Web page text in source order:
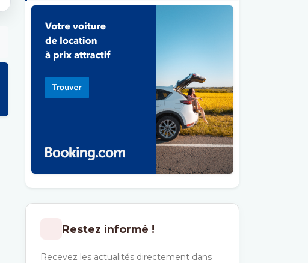
Restez informé !
Recevez les actualités directement dans